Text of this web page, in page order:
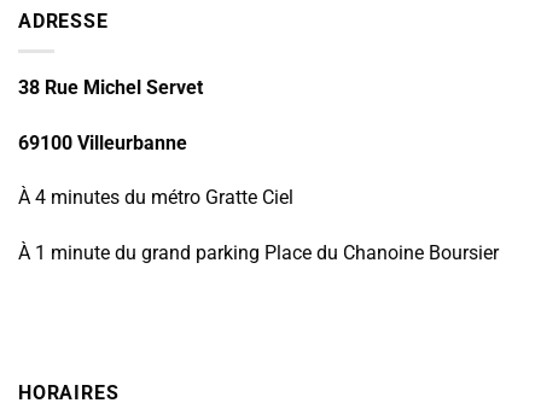
ADRESSE
38 Rue Michel Servet
69100 Villeurbanne
À 4 minutes du métro Gratte Ciel
À 1 minute du grand parking Place du Chanoine Boursier
HORAIRES